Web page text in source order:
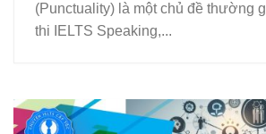
(Punctuality) là một chủ đề thường
thi IELTS Speaking,...